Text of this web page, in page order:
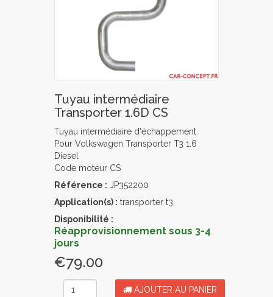
Tuyau intermédiaire
Transporter 1.6D CS
Tuyau intermédiaire d'échappement
Pour Volkswagen Transporter T3 1.6
Diesel
Code moteur CS
Référence : JP352200
Application(s) : transporter t3
Disponibilité :
Réapprovisionnement sous 3-4
jours
€79.00
AJOUTER AU PANIER